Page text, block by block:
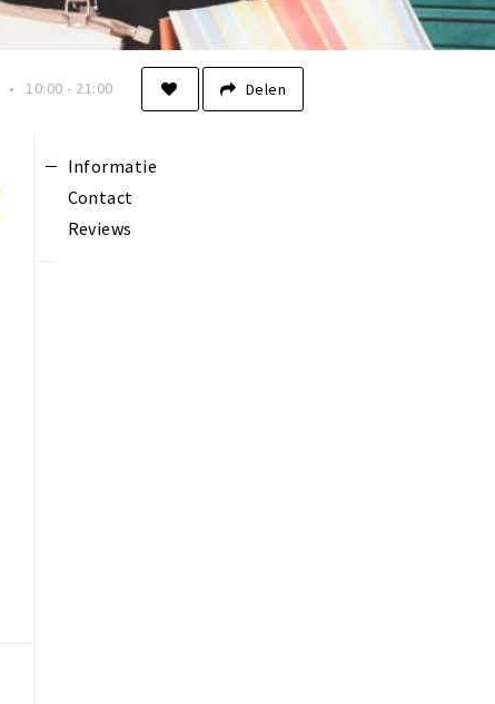
Delen
10:00 - 21:00
Informatie
Contact
Reviews